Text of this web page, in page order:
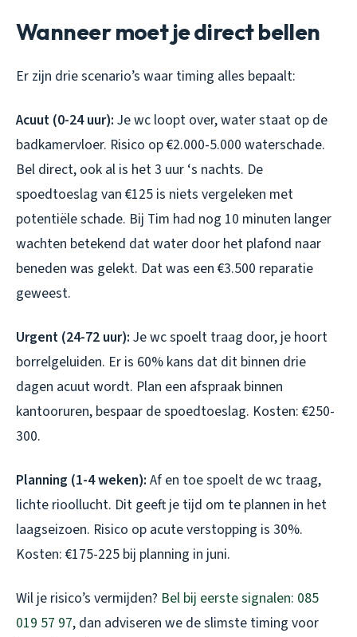
Wanneer moet je direct bellen
Er zijn drie scenario’s waar timing alles bepaalt:
Acuut (0-24 uur): Je wc loopt over, water staat op de
badkamervloer. Risico op €2.000-5.000 waterschade.
Bel direct, ook al is het 3 uur ‘s nachts. De
spoedtoeslag van €125 is niets vergeleken met
potentiële schade. Bij Tim had nog 10 minuten langer
wachten betekend dat water door het plafond naar
beneden was gelekt. Dat was een €3.500 reparatie
geweest.
Urgent (24-72 uur): Je wc spoelt traag door, je hoort
borrelgeluiden. Er is 60% kans dat dit binnen drie
dagen acuut wordt. Plan een afspraak binnen
kantooruren, bespaar de spoedtoeslag. Kosten: €250-
300.
Planning (1-4 weken): Af en toe spoelt de wc traag,
lichte rioollucht. Dit geeft je tijd om te plannen in het
laagseizoen. Risico op acute verstopping is 30%.
Kosten: €175-225 bij planning in juni.
Wil je risico’s vermijden? Bel bij eerste signalen: 085
019 57 97, dan adviseren we de slimste timing voor